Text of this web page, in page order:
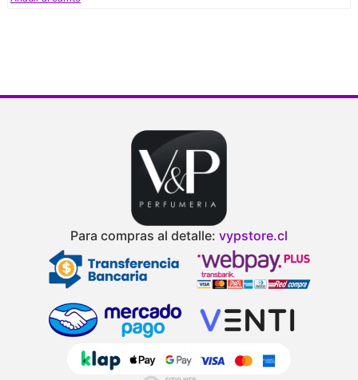
Para compras al detalle: vypstore.cl